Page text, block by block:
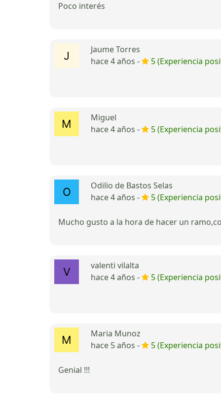
Poco interés
Jaume Torres
hace 4 años -
5 (Experiencia
Miguel
hace 4 años -
5 (Experiencia
Odilio de Bastos Selas
hace 4 años -
5 (Experiencia
Mucho gusto a la hora de hacer un
valenti vilalta
hace 4 años -
5 (Experiencia
Maria Munoz
hace 5 años -
5 (Experiencia
Genial !!!